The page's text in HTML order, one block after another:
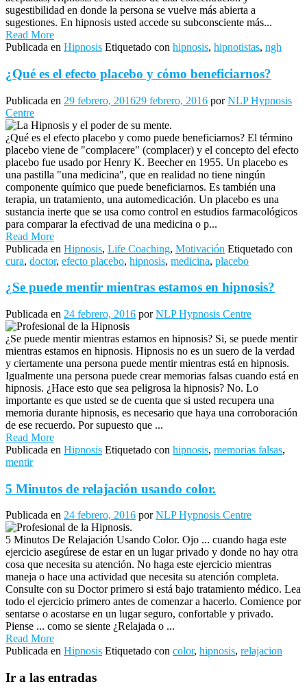
sugestibilidad en donde la persona se vuelve más abierta a
sugestiones. En hipnosis usted accede su subconsciente más...
Read More
Publicada en Hipnosis Etiquetado con hipnosis, hipnotistas, ngh
¿Qué es el efecto placebo y cómo beneficiarnos?
Publicada en 29 febrero, 201629 febrero, 2016 porNLP Hypnosis
Centre
¿Qué es el efecto placebo y como puede beneficiarnos? El término
placebo viene de "complacere" (complacer) y el concepto del efecto
placebo fue usado por Henry K. Beecher en 1955. Un placebo es
una pastilla "una medicina", que en realidad no tiene ningún
componente químico que puede beneficiarnos. Es también una
terapia, un tratamiento, una automedicación. Un placebo es una
sustancia inerte que se usa como control en estudios farmacológicos
para comparar la efectivad de una medicina o p...
Read More
Publicada en Hipnosis, Life Coaching, Motivación Etiquetado con
cura, doctor, efecto placebo, hipnosis, medicina, placebo
¿Se puede mentir mientras estamos en hipnosis?
Publicada en 24 febrero, 2016 porNLP Hypnosis Centre
¿Se puede mentir mientras estamos en hipnosis? Si, se puede mentir
mientras estamos en hipnosis. Hipnosis no es un suero de la verdad
y ciertamente una persona puede mentir mientras está en hipnosis.
Igualmente una persona puede crear memorias falsas cuando está en
hipnosis. ¿Hace esto que sea peligrosa la hipnosis? No. Lo
importante es que usted se de cuenta que si usted recupera una
memoria durante hipnosis, es necesario que haya una corroboración
de ese recuerdo. Por supuesto que ...
Read More
Publicada en Hipnosis Etiquetado con hipnosis, memorias falsas,
mentir
5 Minutos de relajación usando color.
Publicada en 24 febrero, 2016 porNLP Hypnosis Centre
5 Minutos De Relajación Usando Color. Ojo ... cuando haga este
ejercicio asegúrese de estar en un lugar privado y donde no hay otra
cosa que necesita su atención. No haga este ejercicio mientras
maneja o hace una actividad que necesita su atención completa.
Consulte con su Doctor primero si está bajo tratamiento médico. Lea
todo el ejercicio primero antes de comenzar a hacerlo. Comience por
sentarse o acostarse en un lugar seguro, confortable y privado.
Piense ... como se siente ¿Relajada o ...
Read More
Publicada en Hipnosis Etiquetado con color, hipnosis, relajacion
Ir a las entradas